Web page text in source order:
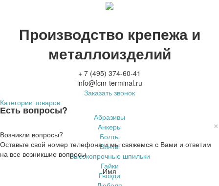
Производство крепежа и
металлоизделий
+ 7 (495) 374-60-41
info@fcm-terminal.ru
Заказать звонок
Категории товаров
Абразивы
Анкеры
Болты
Винты
Высокопрочные шпильки
Гайки
Гвозди
Есть вопросы?
×
Возникли вопросы?
Оставьте свой номер телефона и мы свяжемся с Вами и ответим
на все возникшие вопросы
Имя